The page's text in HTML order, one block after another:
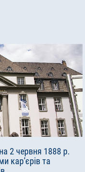
2 червня 1888 р.
кар’єрів та